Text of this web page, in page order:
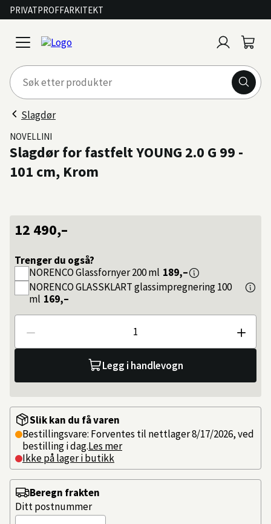
PRIVATPROFFARKITEKT
open
menu
inn
Slagdør
NOVELLINI
Slagdør for fastfelt YOUNG 2.0 G 99 -
101 cm, Krom
12 490,–
Trenger du også?
NORENCOGlassfornyer 200 ml 189,–
NORENCOGLASSKLART glassimpregnering 100
ml 169,–
Antall
Legg i handlevogn
Slik kan du få varen
Bestillingsvare: Forventes til nettlager 8/17/2026, ved
bestilling i dag.Les mer
Ikke på lager i butikk
Beregn frakten
Ditt postnummer